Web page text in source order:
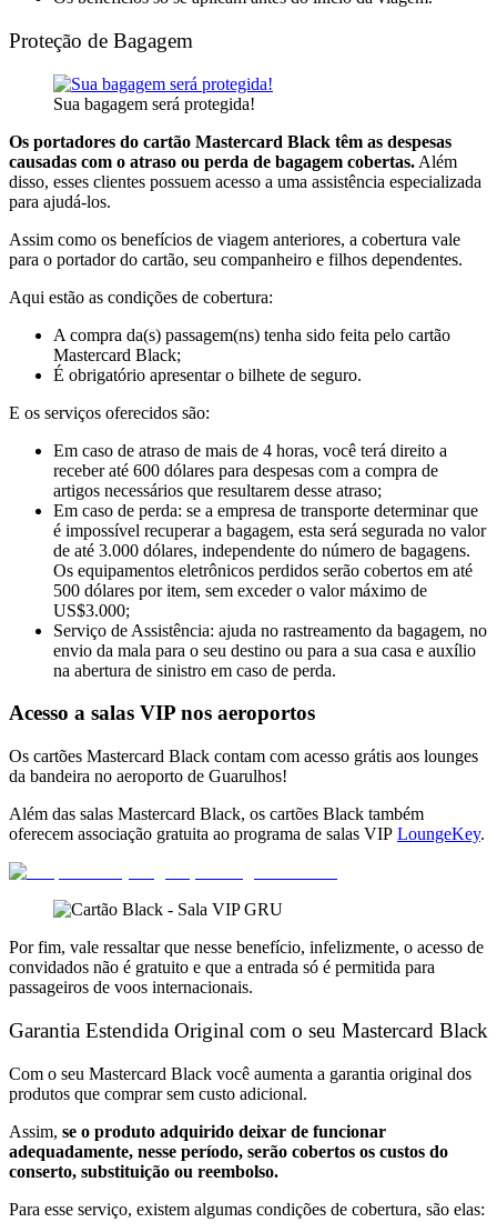
Proteção de Bagagem
Sua bagagem será protegida!
Os portadores do cartão Mastercard Black têm as despesas
causadas com o atraso ou perda de bagagem cobertas. Além
disso, esses clientes possuem acesso a uma assistência especializada
para ajudá-los.
Assim como os benefícios de viagem anteriores, a cobertura vale
para o portador do cartão, seu companheiro e filhos dependentes.
Aqui estão as condições de cobertura:
A compra da(s) passagem(ns) tenha sido feita pelo cartão
Mastercard Black;
É obrigatório apresentar o bilhete de seguro.
E os serviços oferecidos são:
Em caso de atraso de mais de 4 horas, você terá direito a
receber até 600 dólares para despesas com a compra de
artigos necessários que resultarem desse atraso;
Em caso de perda: se a empresa de transporte determinar que
é impossível recuperar a bagagem, esta será segurada no valor
de até 3.000 dólares, independente do número de bagagens.
Os equipamentos eletrônicos perdidos serão cobertos em até
500 dólares por item, sem exceder o valor máximo de
US$3.000;
Serviço de Assistência: ajuda no rastreamento da bagagem, no
envio da mala para o seu destino ou para a sua casa e auxílio
na abertura de sinistro em caso de perda.
Acesso a salas VIP nos aeroportos
Os cartões Mastercard Black contam com acesso grátis aos lounges
da bandeira no aeroporto de Guarulhos!
Além das salas Mastercard Black, os cartões Black também
oferecem associação gratuita ao programa de salas VIP LoungeKey.
Por fim, vale ressaltar que nesse benefício, infelizmente, o acesso de
convidados não é gratuito e que a entrada só é permitida para
passageiros de voos internacionais.
Garantia Estendida Original com o seu Mastercard Black
Com o seu Mastercard Black você aumenta a garantia original dos
produtos que comprar sem custo adicional.
Assim, se o produto adquirido deixar de funcionar
adequadamente, nesse período, serão cobertos os custos do
conserto, substituição ou reembolso.
Para esse serviço, existem algumas condições de cobertura, são elas: